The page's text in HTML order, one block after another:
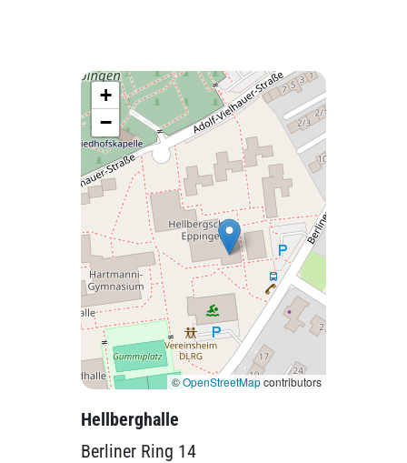
+
−
©OpenStreetMapcontributors
Hellberghalle
Berliner Ring 14